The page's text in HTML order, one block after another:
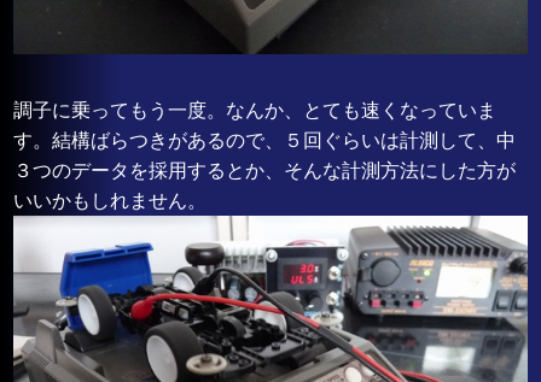
調子に乗ってもう一度。なんか、とても速くなっていま
す。結構ばらつきがあるので、５回ぐらいは計測して、中
３つのデータを採用するとか、そんな計測方法にした方が
いいかもしれません。